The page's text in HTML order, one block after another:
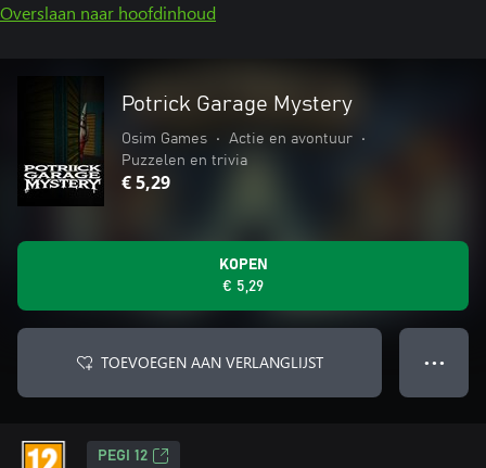
Overslaan naar hoofdinhoud
Potrick Garage Mystery
Osim Games • Actie en avontuur
•
Puzzelen en trivia
€ 5,29
KOPEN
€ 5,29
TOEVOEGEN AAN VERLANGLIJST ● ● ●
PEGI 12